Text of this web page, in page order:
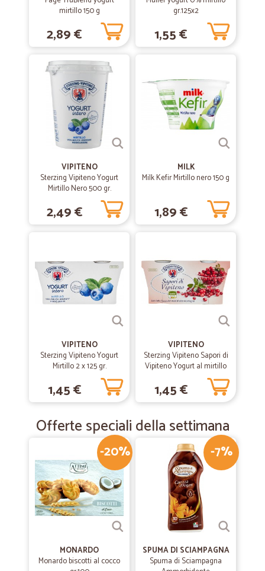
08/06/2019
Francesca L.
Competenza e precisione
Mi sono trovata molto bene con Cicalia, perché riesco ad acquistare
prodotti freschi da inviare alla mia mamma che abita in un'altra città.
Il servizio è puntuale, gli alimenti ottimi. Un unico appunto, dovrebbe
esserci più scelta nel pesce.
01/06/2019
— Luisa P.
Consegna rapida e prodotti di buona…
Consegna rapida e prodotti di buona qualità.
10/12/2018
Katia M.
La gentilezza della signorina al…
complicato..sarà meglio il prossimo .
mirtillo 150 g
2,89 €
gr.125x2
1,55 €
VIPITENO
Sterzing Vipiteno Yogurt
Mirtillo Nero 500 gr.
2,49 €
MILK
Milk Kefir Mirtillo nero 150 g
1,89 €
VIPITENO
Sterzing Vipiteno Yogurt
Mirtillo 2 x 125 gr.
1,45 €
VIPITENO
Sterzing Vipiteno Sapori di
Vipiteno Yogurt al mirtillo
rosso 2 x 125 gr.
1,45 €
Offerte speciali della settimana
-20%
MONARDO
Monardo biscotti al cocco
-7%
SPUMA DI SCIAMPAGNA
Spuma di Sciampagna